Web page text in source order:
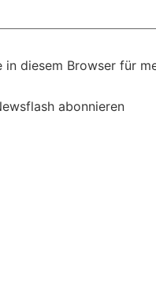
diesem Browser für
abonnieren